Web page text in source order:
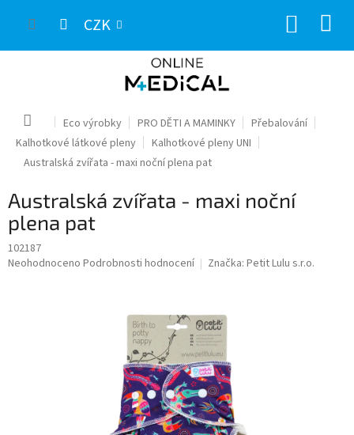
CZK
Domů Eco výrobky PRO DĚTI A MAMINKY
Přebalování
Kalhotkové látkové pleny
Kalhotkové pleny UNI
Australská zvířata - maxi noční plena pat
Australská zvířata - maxi noční
plena pat
102187
Průměrné
Neohodnoceno Podrobnosti hodnocení Značka: Petit Lulu s.r.o.